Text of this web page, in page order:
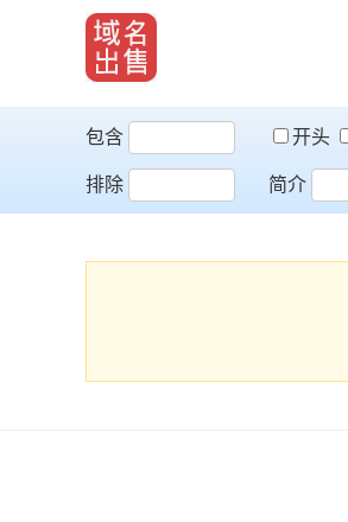
包含 开头
排除
简介